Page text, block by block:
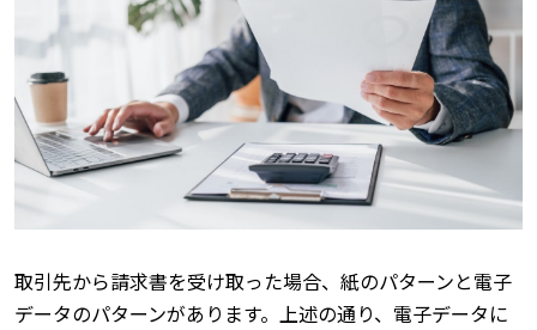
取引先から請求書を受け取った場合、紙のパターンと電子
データのパターンがあります。上述の通り、電子データに